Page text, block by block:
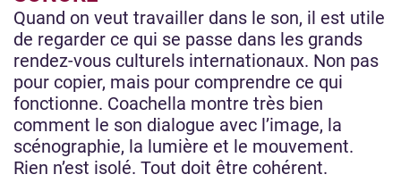
Quand on veut travailler dans le son, il est utile
de regarder ce qui se passe dans les grands
rendez-vous culturels internationaux. Non pas
pour copier, mais pour comprendre ce qui
fonctionne. Coachella montre très bien
comment le son dialogue avec l’image, la
scénographie, la lumière et le mouvement.
Rien n’est isolé. Tout doit être cohérent.